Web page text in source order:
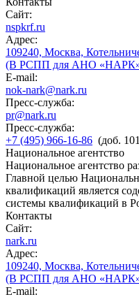
Сайт:
nspkrf.ru
Адрес:
109240, Москва,
(В РСПП для АНО
E-mail:
nok-nark@nark.ru
Пресс-служба:
pr@nark.ru
Пресс-служба:
+7 (495) 966-16-86 (доб.
Национальное агентство
Национальное агентство
Главной целью
квалификаций является
системы квалификаций в
Контакты
Сайт:
nark.ru
Адрес:
109240, Москва,
(В РСПП для АНО
E-mail: